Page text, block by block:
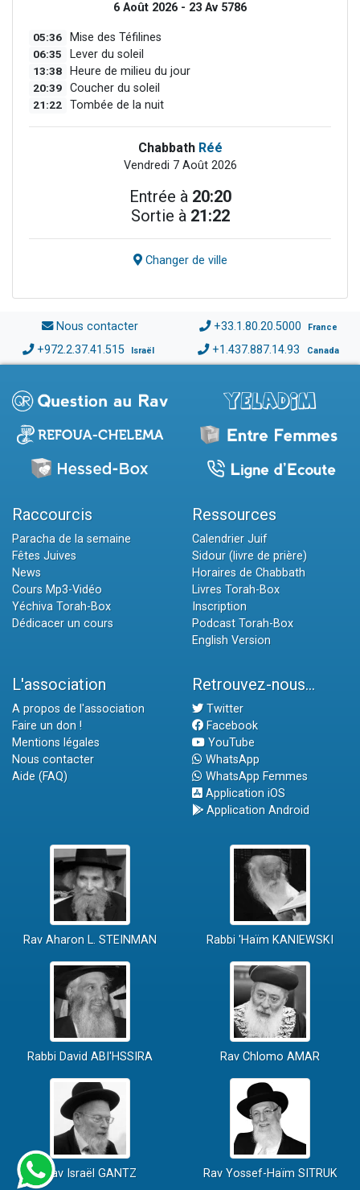
6 Août 2026 - 23 Av 5786
05:36 Mise des Téfilines
06:35 Lever du soleil
13:38 Heure de milieu du jour
20:39 Coucher du soleil
21:22 Tombée de la nuit
Chabbath Réé
Vendredi 7 Août 2026
Entrée à 20:20
Sortie à 21:22
Changer de ville
Nous contacter +33.1.80.20.5000 France
+972.2.37.41.515 Israël +1.437.887.14.93 Canada
Raccourcis
Paracha de la semaine
Fêtes Juives
News
Cours Mp3-Vidéo
Yéchiva Torah-Box
Dédicacer un cours
Ressources
Calendrier Juif
Sidour (livre de prière)
Horaires de Chabbath
Livres Torah-Box
Inscription
Podcast Torah-Box
English Version
L'association
A propos de l'association
Faire un don !
Mentions légales
Nous contacter
Aide (FAQ)
Retrouvez-nous...
Twitter
Facebook
YouTube
WhatsApp
WhatsApp Femmes
Application iOS
Application Android
Rav Aharon L. STEINMAN Rabbi 'Haïm KANIEWSKI
Rabbi David ABI'HSSIRA Rav Chlomo AMAR
Rav Israël GANTZ Rav Yossef-Haïm SITRUK